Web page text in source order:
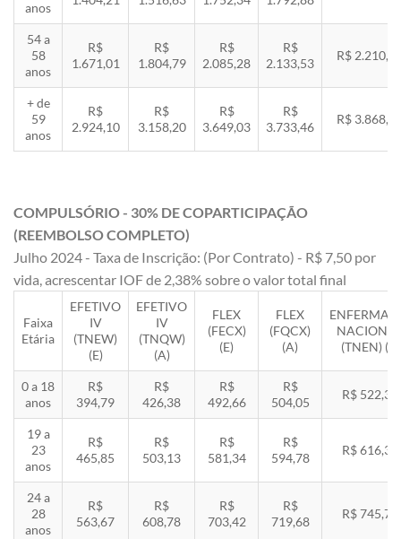
anos
54 a
58
anos
R$
1.671,01
R$
1.804,79
R$
2.085,28
R$
2.133,53
R$
+ de
59
anos
R$
2.924,10
R$
3.158,20
R$
3.649,03
R$
3.733,46
R$
COMPULSÓRIO - 30% DE COPARTICIPAÇÃO
(REEMBOLSO COMPLETO)
Julho 2024 - Taxa de Inscrição: (Por Contrato) - R$ 7,50 por
vida, acrescentar IOF de 2,38% sobre o valor total final
Faixa
Etária
EFETIVO
IV
(TNEW)
(E)
EFETIVO
IV
(TNQW)
(A)
FLEX
(FECX)
(E)
FLEX
(FQCX)
(A)
(TNEN) (E)
0 a 18
anos
R$
394,79
R$
426,38
R$
492,66
R$
504,05
R$ 522,33
19 a
23
anos
R$
465,85
R$
503,13
R$
581,34
R$
594,78
R$ 616,35
24 a
28
anos
R$
563,67
R$
608,78
R$
703,42
R$
719,68
R$ 745,78